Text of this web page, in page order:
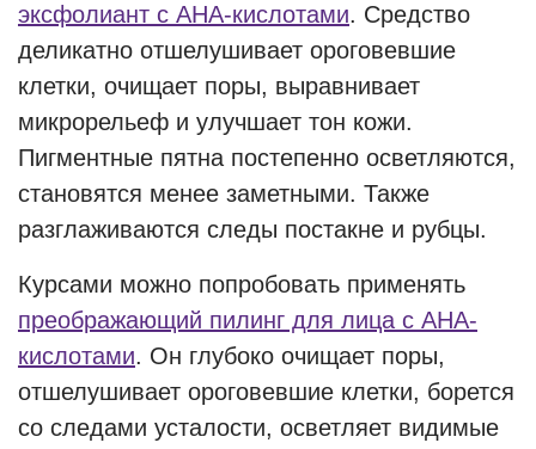
эксфолиант с AHA-кислотами. Средство
деликатно отшелушивает ороговевшие
клетки, очищает поры, выравнивает
микрорельеф и улучшает тон кожи.
Пигментные пятна постепенно осветляются,
становятся менее заметными. Также
разглаживаются следы постакне и рубцы.
Курсами можно попробовать применять
преображающий пилинг для лица с АНА-
кислотами. Он глубоко очищает поры,
отшелушивает ороговевшие клетки, борется
со следами усталости, осветляет видимые